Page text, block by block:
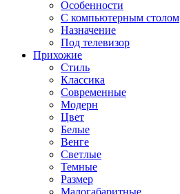
Особенности
С компьютерным столом
Назначение
Под телевизор
Прихожие
Стиль
Классика
Современные
Модерн
Цвет
Белые
Венге
Светлые
Темные
Размер
Малогабаритные